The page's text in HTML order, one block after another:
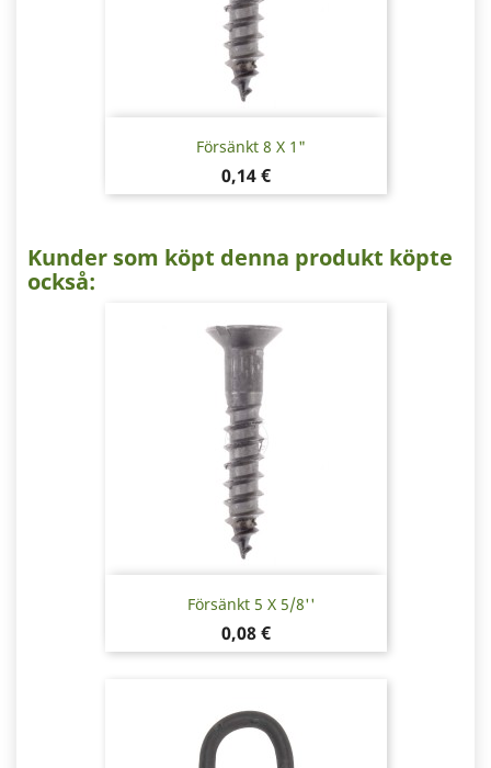
Försänkt 8 X 1"
Pris
0,14 €
Kunder som köpt denna produkt köpte
också:
Försänkt 5 X 5/8''
Pris
0,08 €